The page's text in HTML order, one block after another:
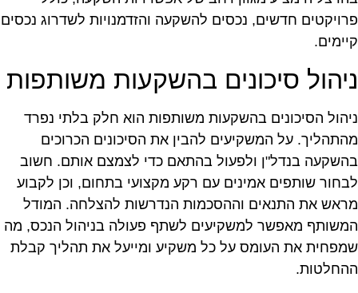
חדשים, נכסים להשקעה והזדמנויות לשדרוג נכסים
סיכונים בהשקעות משותפות
הסיכונים בהשקעות משותפות הוא חלק בלתי נפרד
על המשקיעים להבין את הסיכונים הכרוכים
בנדל"ן ולפעול בהתאם כדי לצמצם אותם. חשוב
שותפים אמינים עם רקע מקצועי בתחום, וכן לקבוע
את התנאים וההסכמות הנדרשות להצלחה. המודל
מאפשר למשקיעים לשתף פעולה בניהול הנכס, מה
את העומס על כל משקיע ומייעל את תהליך קבלת